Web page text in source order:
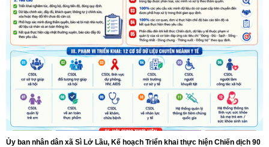
Ủy ban nhân dân xã Sì Lở Lầu, Kế hoạch Triển khai thực hiện Chiến dịch 90